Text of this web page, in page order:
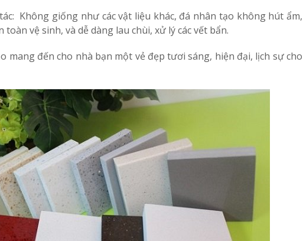
Không giống như các vật liệu khác, đá nhân tạo không hút ẩm,
vệ sinh, và dễ dàng lau chùi, xử lý các vết bẩn.
mang đến cho nhà bạn một vẻ đẹp tươi sáng, hiện đại, lịch sự cho